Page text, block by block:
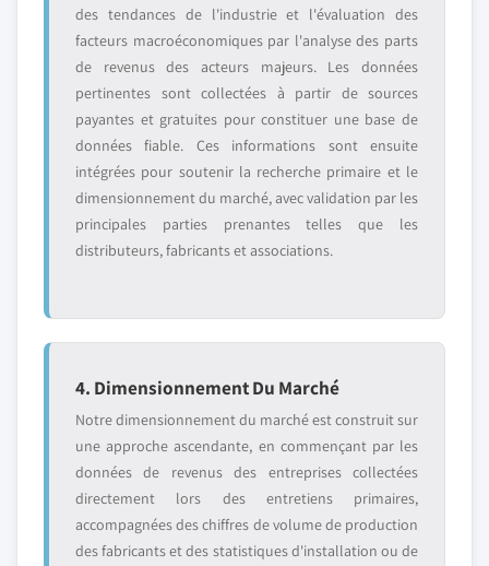
des tendances de l'industrie et l'évaluation des
facteurs macroéconomiques par l'analyse des parts
de revenus des acteurs majeurs. Les données
pertinentes sont collectées à partir de sources
payantes et gratuites pour constituer une base de
données fiable. Ces informations sont ensuite
intégrées pour soutenir la recherche primaire et le
dimensionnement du marché, avec validation par les
principales parties prenantes telles que les
distributeurs, fabricants et associations.
4. Dimensionnement Du Marché
Notre dimensionnement du marché est construit sur
une approche ascendante, en commençant par les
données de revenus des entreprises collectées
directement lors des entretiens primaires,
accompagnées des chiffres de volume de production
des fabricants et des statistiques d'installation ou de